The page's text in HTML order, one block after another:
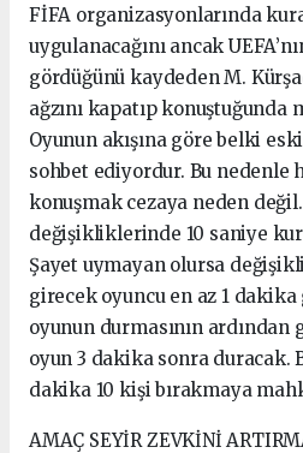
FİFA organizasyonlarında
uygulanacağını ancak
gördüğünü kaydeden M.
ağzını kapatıp konuştuğunda
Oyunun akışına göre belki
sohbet ediyordur. Bu nedenle
konuşmak cezaya neden değil.
değişikliklerinde 10 saniye
Şayet uymayan olursa
girecek oyuncu en az 1 dakika
oyunun durmasının ardından
oyun 3 dakika sonra duracak.
dakika 10 kişi bırakmaya
AMAÇ SEYİR ZEVKİNİ